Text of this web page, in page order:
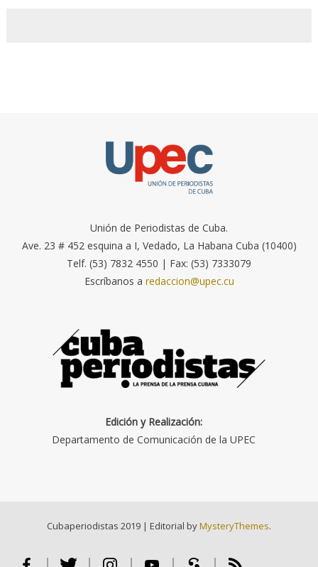
Unión de Periodistas de Cuba.
Ave. 23 # 452 esquina a I, Vedado, La Habana Cuba (10400)
Telf. (53) 7832 4550 | Fax: (53) 7333079
Escríbanos a redaccion@upec.cu
Edición y Realización:
Departamento de Comunicación de la UPEC
Cubaperiodistas 2019 | Editorial byMysteryThemes.